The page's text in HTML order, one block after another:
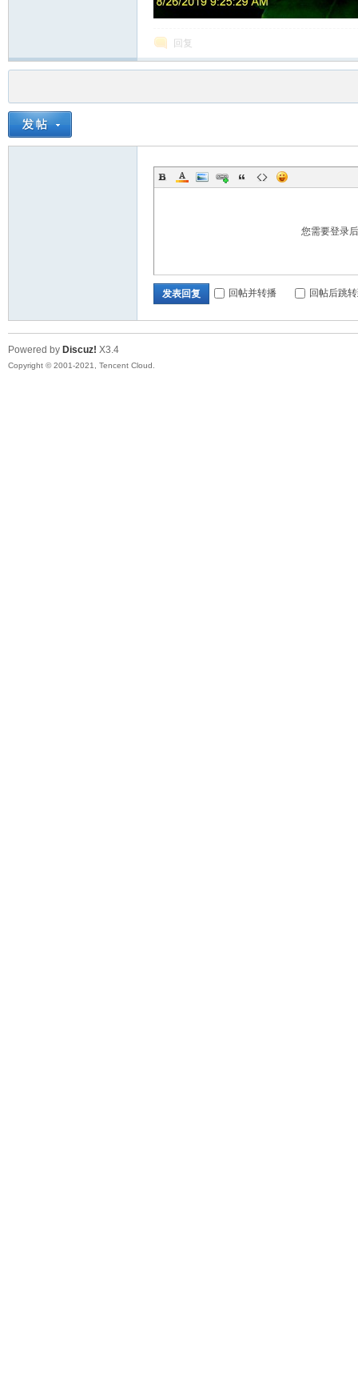
回复
您需要登录
发表回复 回帖并转播 回帖后跳
Powered by Discuz! X3.4
Copyright © 2001-2021, Tencent Cloud.